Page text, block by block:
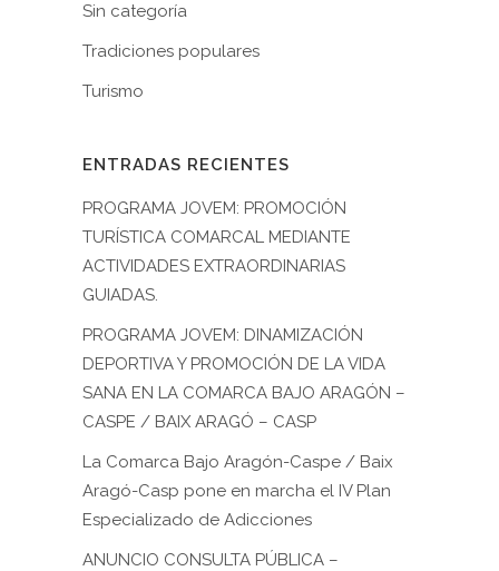
Sin categoría
Tradiciones populares
Turismo
ENTRADAS RECIENTES
PROGRAMA JOVEM: PROMOCIÓN
TURÍSTICA COMARCAL MEDIANTE
ACTIVIDADES EXTRAORDINARIAS
GUIADAS.
PROGRAMA JOVEM: DINAMIZACIÓN
DEPORTIVA Y PROMOCIÓN DE LA VIDA
SANA EN LA COMARCA BAJO ARAGÓN –
CASPE / BAIX ARAGÓ – CASP
La Comarca Bajo Aragón-Caspe / Baix
Aragó-Casp pone en marcha el IV Plan
Especializado de Adicciones
ANUNCIO CONSULTA PÚBLICA –